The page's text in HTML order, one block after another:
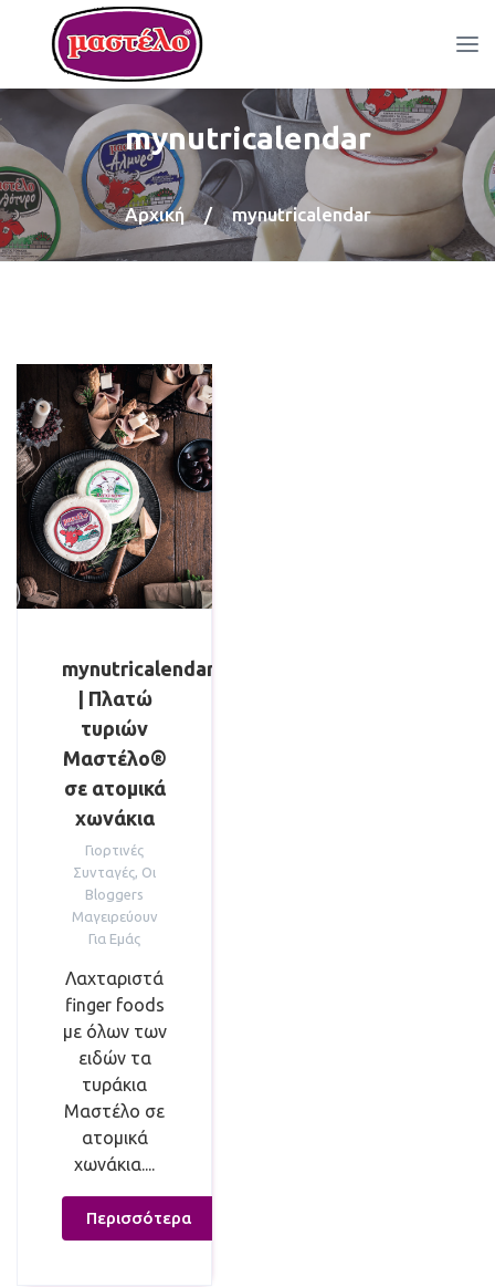
mynutricalendar
Αρχική / mynutricalendar
mynutricalendar
| Πλατώ
τυριών
Μαστέλο®
σε ατομικά
χωνάκια
Γιορτινές
Συνταγές, Οι
Bloggers
Μαγειρεύουν
Για Εμάς
Λαχταριστά
finger foods
με όλων των
ειδών τα
τυράκια
Μαστέλο σε
ατομικά
χωνάκια....
Περισσότερα